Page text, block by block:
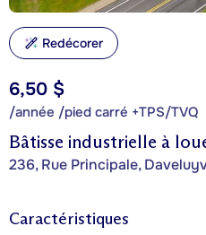
Bâtisse industrielle à
236, Rue Principale,
6,50 $
/année /pied carré +TPS/TVQ
Redécorer
Caractéristiques